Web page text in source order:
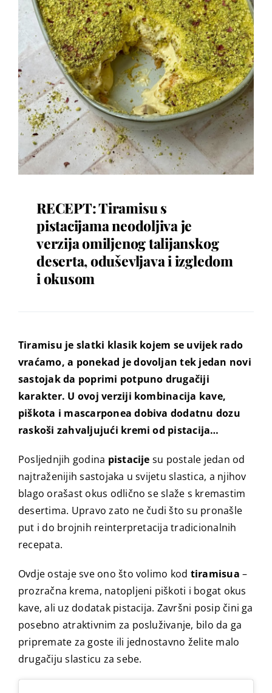
RECEPT: Tiramisu s
pistacijama neodoljiva je
verzija omiljenog talijanskog
deserta, oduševljava i izgledom
i okusom
Tiramisu je slatki klasik kojem se uvijek rado
vraćamo, a ponekad je dovoljan tek jedan novi
sastojak da poprimi potpuno drugačiji
karakter. U ovoj verziji kombinacija kave,
piškota i mascarponea dobiva dodatnu dozu
raskoši zahvaljujući kremi od pistacija…
Posljednjih godina pistacije su postale jedan od
najtraženijih sastojaka u svijetu slastica, a njihov
blago orašast okus odlično se slaže s kremastim
desertima. Upravo zato ne čudi što su pronašle
put i do brojnih reinterpretacija tradicionalnih
recepata.
Ovdje ostaje sve ono što volimo kod tiramisua –
prozračna krema, natopljeni piškoti i bogat okus
kave, ali uz dodatak pistacija. Završni posip čini ga
posebno atraktivnim za posluživanje, bilo da ga
pripremate za goste ili jednostavno želite malo
drugačiju slasticu za sebe.